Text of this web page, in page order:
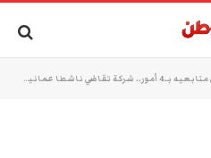
تقاضي ناشطا عمانيا بعد دعوته لمقاطعتها تضامنا مع غزة (شاهد)